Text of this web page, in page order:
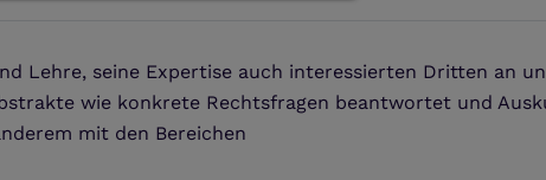
Lehre, seine Expertise auch interessierten Dritten an
wie konkrete Rechtsfragen beantwortet und
mit den Bereichen
|Datenschutz